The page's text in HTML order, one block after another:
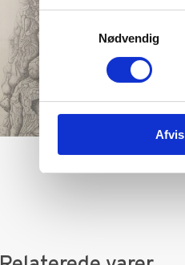
Samtykkevalg
Nødvendig
Afvis